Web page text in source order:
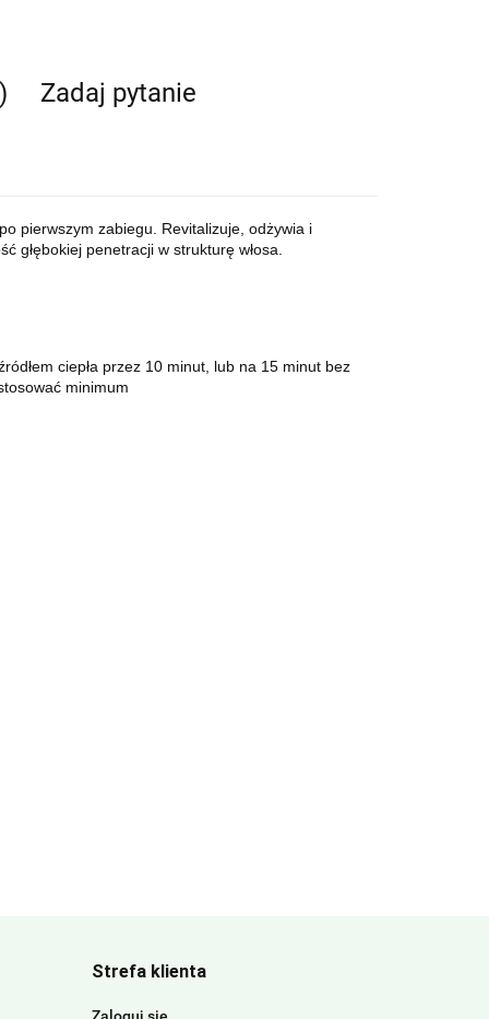
Zadaj pytanie
pierwszym zabiegu. Revitalizuje, odżywia i
głębokiej penetracji w strukturę włosa.
ciepła przez 10 minut, lub na 15 minut bez
minimum
Strefa klienta